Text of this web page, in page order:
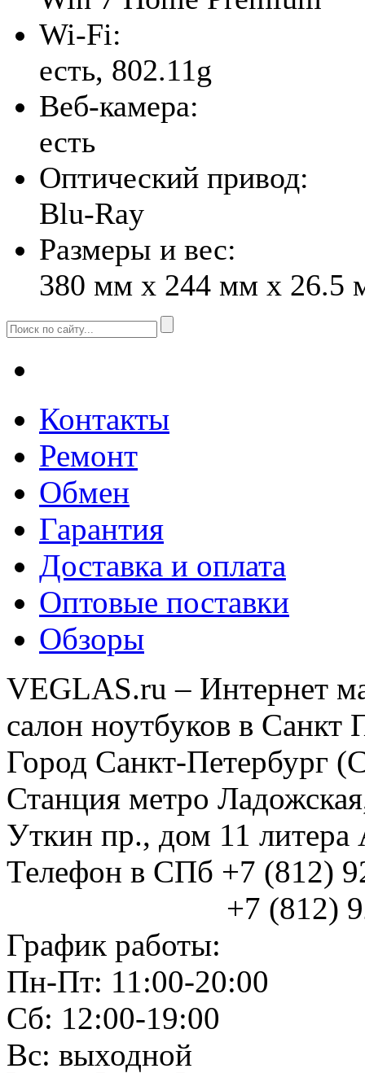
Wi-Fi:
есть, 802.11g
Веб-камера:
есть
Оптический привод:
Blu-Ray
Размеры и вес:
380 мм x 244 мм x 26.5
Контакты
Ремонт
Обмен
Гарантия
Доставка и оплата
Оптовые поставки
Обзоры
VEGLAS.ru – Интернет
салон ноутбуков в Санкт
Город Санкт-Петербург
Станция метро
Уткин пр., дом 11
Телефон в СПб +7 (812)
+7 (812)
График работы:
Пн-Пт: 11:00-20:00
Сб: 12:00-19:00
Вс: выходной